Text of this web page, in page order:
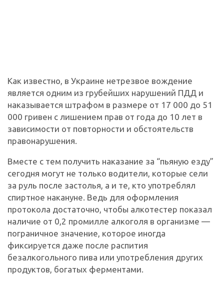
Как известно, в Украине нетрезвое вождение
является одним из грубейших нарушений ПДД и
наказывается штрафом в размере от 17 000 до 51
000 гривен с лишением прав от года до 10 лет в
зависимости от повторности и обстоятельств
правонарушения.
Вместе с тем получить наказание за “пьяную езду”
сегодня могут не только водители, которые сели
за руль после застолья, а и те, кто употреблял
спиртное накануне. Ведь для оформления
протокола достаточно, чтобы алкотестер показал
наличие от 0,2 промилле алкоголя в организме —
пограничное значение, которое иногда
фиксируется даже после распития
безалкогольного пива или употребления других
продуктов, богатых ферментами.